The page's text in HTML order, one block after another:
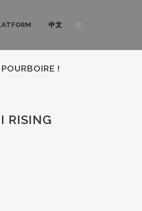
中文
!
RISING